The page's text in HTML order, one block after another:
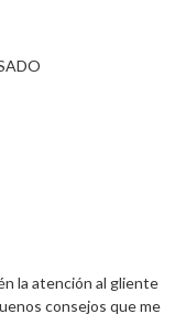
la atención al gliente
consejos que me